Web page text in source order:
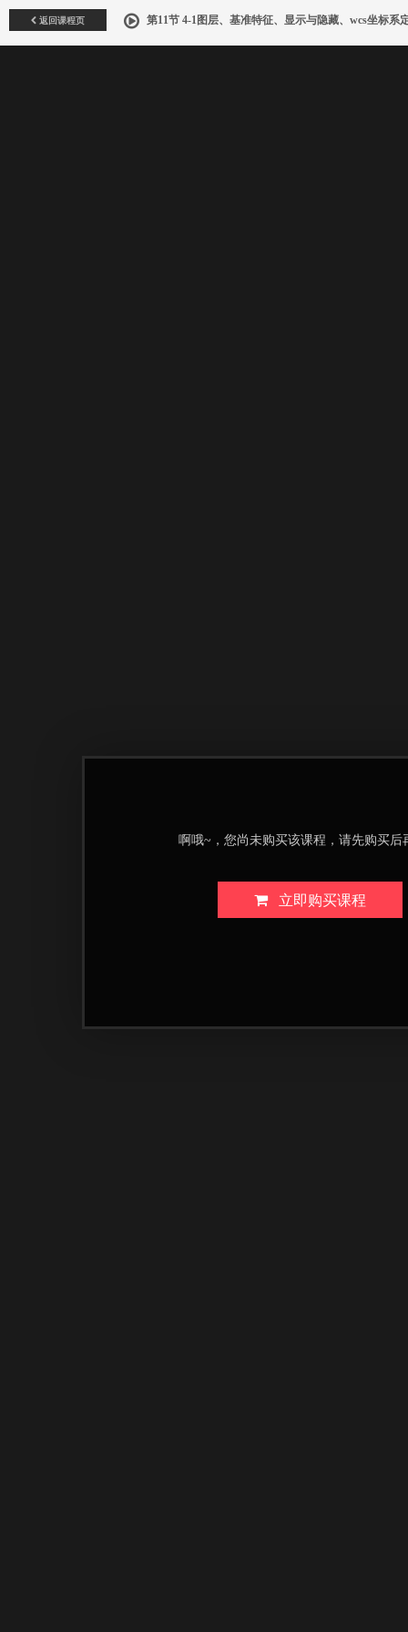
返回课程页 第11节 4-1图层、基准特征、显示与隐藏、wcs坐标系
啊哦~，您尚未购买该课程，请先购买后
立即购买课程